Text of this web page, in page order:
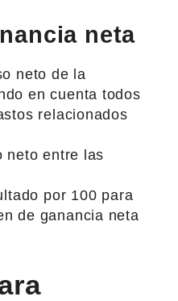
neta
neto de la
en cuenta todos
relacionados
neto entre las
por 100 para
de ganancia neta